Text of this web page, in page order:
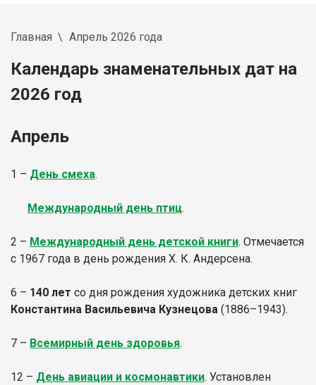
Главная Апрель 2026 года
Календарь знаменательных дат на
2026 год
Апрель
1 – День смеха.
Международный день птиц.
2 – Международный день детской книги. Отмечается
с 1967 года в день рождения Х. К. Андерсена.
6 – 140 лет со дня рождения художника детских книг
Константина Васильевича Кузнецова (1886–1943).
7 – Всемирный день здоровья.
12 – День авиации и космонавтики. Установлен